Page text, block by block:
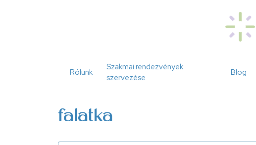
Rólunk
Szakmai rendezvények
szervezése
Blog
falatka